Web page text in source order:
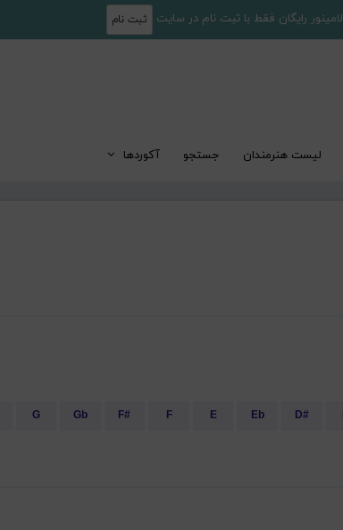
ثبت نام
لیست هنرمندان جستجو آکوردها
D#
Eb
E
F
F#
Gb
G